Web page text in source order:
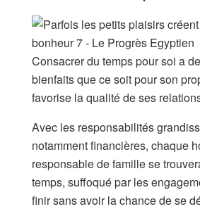
Consacrer du temps pour soi a
bienfaits que ce soit pour son
favorise la qualité de ses
Avec les responsabilités
notamment financières, chaque
responsable de famille se
temps, suffoqué par les
finir sans avoir la chance de se